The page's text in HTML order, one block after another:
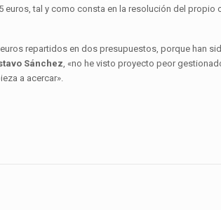
euros, tal y como consta en la resolución del propio
repartidos en dos presupuestos, porque han
Sánchez, «no he visto proyecto peor
a acercar».